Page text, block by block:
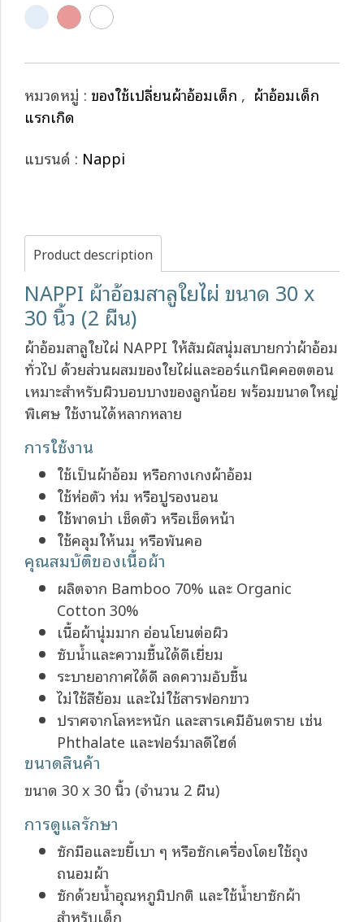
หมวดหมู่ : ของใช้เปลี่ยนผ้าอ้อมเด็ก , ผ้าอ้อมเด็ก
แรกเกิด
แบรนด์ : Nappi
Product description
NAPPI ผ้าอ้อมสาลูใยไผ่ ขนาด 30 x
30 นิ้ว (2 ผืน)
ผ้าอ้อมสาลูใยไผ่ NAPPI ให้สัมผัสนุ่มสบายกว่าผ้าอ้อม
ทั่วไป ด้วยส่วนผสมของใยไผ่และออร์แกนิคคอตตอน
เหมาะสำหรับผิวบอบบางของลูกน้อย พร้อมขนาดใหญ่
พิเศษ ใช้งานได้หลากหลาย
การใช้งาน
ใช้เป็นผ้าอ้อม หรือกางเกงผ้าอ้อม
ใช้ห่อตัว ห่ม หรือปูรองนอน
ใช้พาดบ่า เช็ดตัว หรือเช็ดหน้า
ใช้คลุมให้นม หรือพันคอ
คุณสมบัติของเนื้อผ้า
ผลิตจาก Bamboo 70% และ Organic
Cotton 30%
เนื้อผ้านุ่มมาก อ่อนโยนต่อผิว
ซับน้ำและความชื้นได้ดีเยี่ยม
ระบายอากาศได้ดี ลดความอับชื้น
ไม่ใช้สีย้อม และไม่ใช้สารฟอกขาว
ปราศจากโลหะหนัก และสารเคมีอันตราย เช่น
Phthalate และฟอร์มาลดีไฮด์
ขนาดสินค้า
ขนาด 30 x 30 นิ้ว (จำนวน 2 ผืน)
การดูแลรักษา
ซักมือและขยี้เบา ๆ หรือซักเครื่องโดยใช้ถุง
ถนอมผ้า
ซักด้วยน้ำอุณหภูมิปกติ และใช้น้ำยาซักผ้า
สำหรับเด็ก